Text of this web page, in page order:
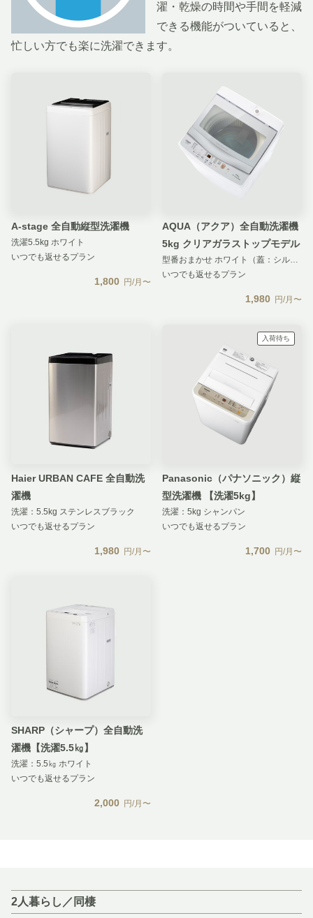
濯・乾燥の時間や手間を軽減
できる機能がついていると、
忙しい方でも楽に洗濯できます。
A-stage 全自動縦型洗濯機
洗濯5.5kg ホワイト
いつでも返せるプラン
1,800 円/月〜
AQUA（アクア）全自動洗濯機
5kg クリアガラストップモデル
いつでも返せるプラン
1,980 円/月〜
Haier URBAN CAFE 全自動洗
濯機
洗濯：5.5kg ステンレスブラック
いつでも返せるプラン
1,980 円/月〜
入荷待ち
Panasonic（パナソニック）縦
型洗濯機 【洗濯5kg】
洗濯：5kg シャンパン
いつでも返せるプラン
1,700 円/月〜
SHARP（シャープ）全自動洗
濯機【洗濯5.5㎏】
洗濯：5.5㎏ ホワイト
いつでも返せるプラン
2,000 円/月〜
2人暮らし／同棲